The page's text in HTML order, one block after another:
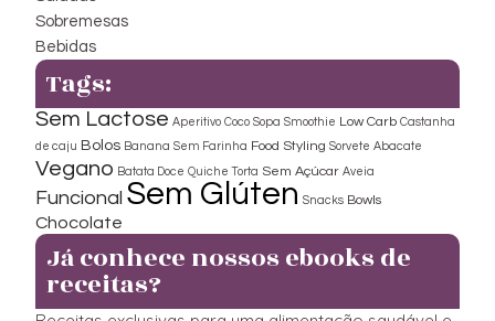
Sobremesas
Bebidas
Tags:
Sem Lactose Aperitivo Coco Sopa Smoothie Low Carb Castanha
de caju Bolos Banana Sem Farinha Food Styling Sorvete Abacate
Vegano Batata Doce Quiche Torta Sem Açúcar Aveia
Funcional Sem Glúten Snacks Bowls
Chocolate
Já conhece nossos ebooks de
receitas?